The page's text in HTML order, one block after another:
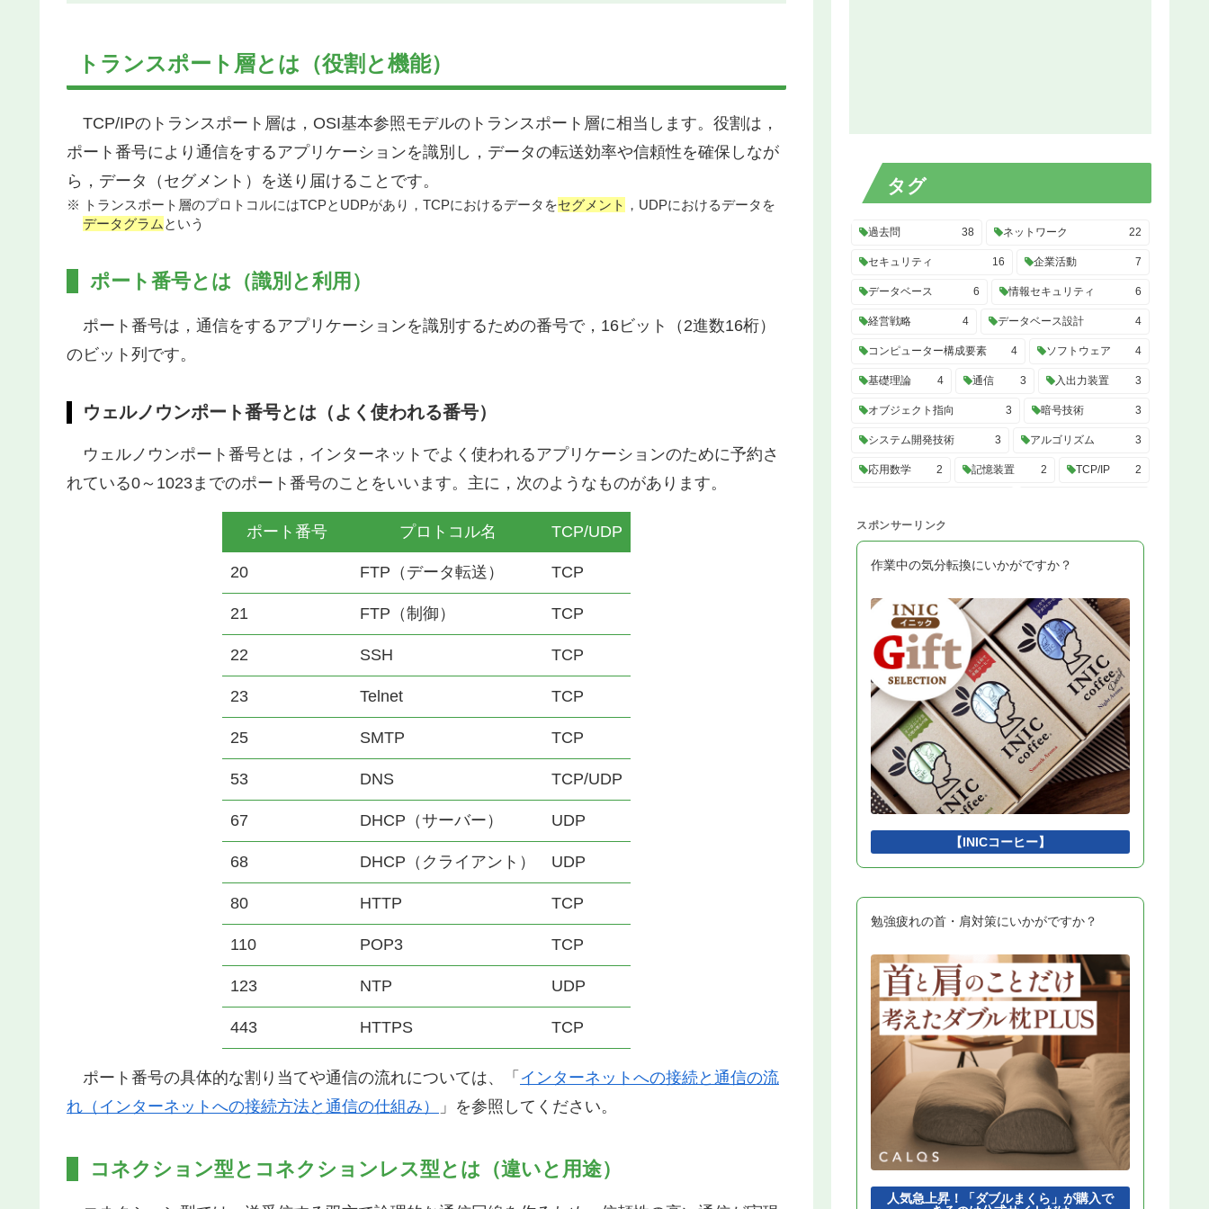
トランスポート層とは（役割と機能）
TCP/IPのトランスポート層は，OSI基本参照モデルのトランスポート層に相当します。役割は，
ポート番号により通信をするアプリケーションを識別し，データの転送効率や信頼性を確保しなが
ら，データ（セグメント）を送り届けることです。
※ トランスポート層のプロトコルにはTCPとUDPがあり，TCPにおけるデータをセグメント ，UDPにおけるデータを
データグラム という
ポート番号とは（識別と利用）
ポート番号は，通信をするアプリケーションを識別するための番号で，16ビット（2進数16桁）
のビット列です。
ウェルノウンポート番号とは（よく使われる番号）
ウェルノウンポート番号とは，インターネットでよく使われるアプリケーションのために予約さ
れている0～1023までのポート番号のことをいいます。主に，次のようなものがあります。
ポート番号 プロトコル名 TCP/UDP
20 FTP（データ転送） TCP
21 FTP（制御） TCP
22 SSH TCP
23 Telnet TCP
25 SMTP TCP
53 DNS TCP/UDP
67 DHCP（サーバー） UDP
68 DHCP（クライアント） UDP
80 HTTP TCP
110 POP3 TCP
123 NTP UDP
443 HTTPS TCP
ポート番号の具体的な割り当てや通信の流れについては、「 インターネットへの接続と通信の流
れ（インターネットへの接続方法と通信の仕組み）
」を参照してください。
コネクション型とコネクションレス型とは（違いと用途）
タグ
過去問 38 ネットワーク 22
セキュリティ 16 企業活動 7
データベース 6 情報セキュリティ 6
経営戦略 4 データベース設計 4
コンピューター構成要素 4 ソフトウェア 4
基礎理論 4 通信 3 入出力装置 3
オブジェクト指向 3 暗号技術 3
システム開発技術 3 アルゴリズム 3
応用数学 2 記憶装置 2 TCP/IP 2
制御工学 2
バス 2 サービスマネジメント
トランザクション C# 2 SQL
性能評価 2 開発ツール 2 システム構成
高信頼化 2 OS 2 システム開発プロセス
経営・組織論 2 業務分析 データ利活用
会計・財務 2 システム監査
データ構造 2 計算量 2 情報理論
技術戦略 2 システム戦略
開発モデル 2 ソフトウェアテスト
アルゴリズムとプログラミング 2 擬似言語
開発環境
スポンサーリンク
作業中の気分転換にいかがですか？
【INICコーヒー】
勉強疲れの首・肩対策にいかがですか？
人気急上昇！「ダブルまくら」が購入で